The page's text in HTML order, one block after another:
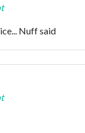
Nuff said